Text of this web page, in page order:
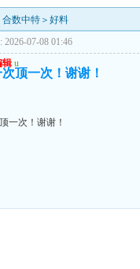
数中特＞好料
2026-07-08 01:46
辑 u
顶一次！谢谢！
一次！谢谢！